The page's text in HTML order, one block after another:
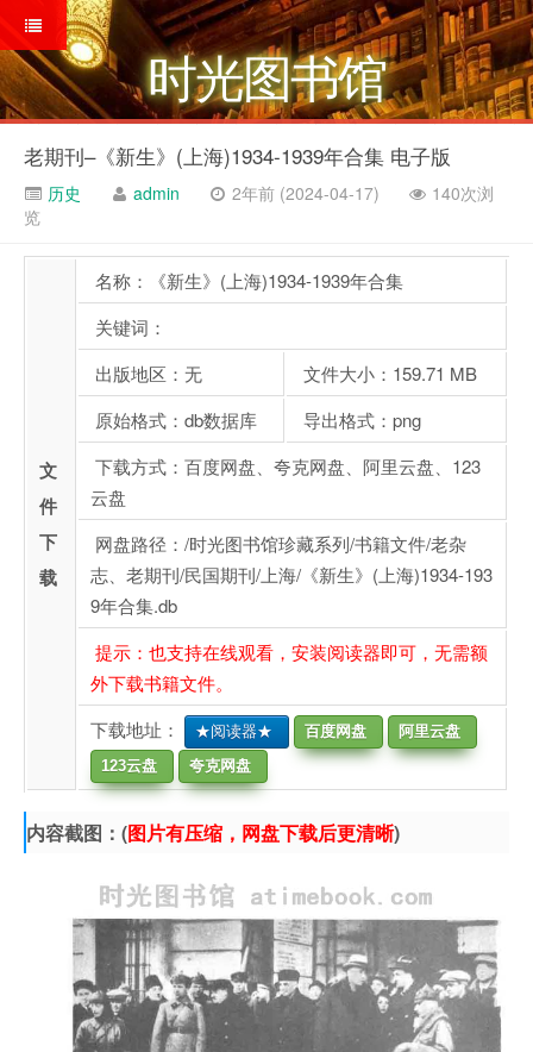
时光图书馆
老期刊–《新生》(上海)1934-1939年合集 电子版
历史 admin 2年前 (2024-04-17)
140次浏
览
文
件
下
载
名称：《新生》(上海)1934-1939年合集
关键词：
出版地区：无
文件大小：159.71 MB
原始格式：db数据库
导出格式：png
下载方式：百度网盘、夸克网盘、阿里云盘、123
云盘
网盘路径：/时光图书馆珍藏系列/书籍文件/老杂
志、老期刊/民国期刊/上海/《新生》(上海)1934-193
9年合集.db
提示：也支持在线观看，安装阅读器即可，无需额
外下载书籍文件。
下载地址：
★阅读器★ 百度网盘
阿里云盘
123云盘
夸克网盘
内容截图：(图片有压缩，网盘下载后更清晰)